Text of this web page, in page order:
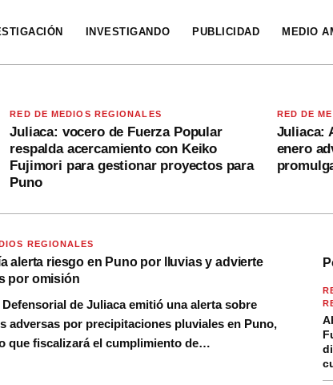
INVESTIGANDO PUBLICIDAD MEDIO
RED DE MEDIOS REGIONALES
Juliaca: vocero de Fuerza Popular
respalda acercamiento con Keiko
Fujimori para gestionar proyectos para
Puno
RED DE
Juliaca:
enero
REGIONALES
alerta riesgo en Puno por lluvias y advierte
por omisión
de Juliaca emitió una alerta sobre
adversas por precipitaciones pluviales en Puno,
que fiscalizará el cumplimiento de…